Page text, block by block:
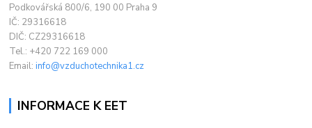
Podkovářská 800/6, 190 00 Praha 9
IČ: 29316618
DIČ: CZ29316618
Tel.: +420 722 169 000
Email:info@vzduchotechnika1.cz
INFORMACE K EET